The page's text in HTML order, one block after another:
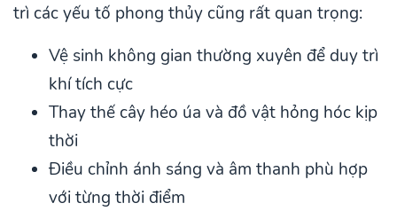
trì các yếu tố phong thủy cũng rất quan trọng:
Vệ sinh không gian thường xuyên để duy trì
khí tích cực
Thay thế cây héo úa và đồ vật hỏng hóc kịp
thời
Điều chỉnh ánh sáng và âm thanh phù hợp
với từng thời điểm